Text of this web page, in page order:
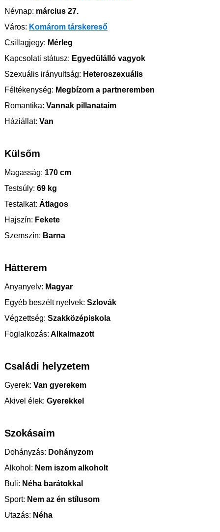
Névnap: március 27.
Város: Komárom társkereső
Csillagjegy: Mérleg
Kapcsolati státusz: Egyedülálló vagyok
Szexuális irányultság: Heteroszexuális
Féltékenység: Megbízom a partneremben
Romantika: Vannak pillanataim
Háziállat: Van
Külsőm
Magasság: 170 cm
Testsúly: 69 kg
Testalkat: Átlagos
Hajszín: Fekete
Szemszín: Barna
Hátterem
Anyanyelv: Magyar
Egyéb beszélt nyelvek: Szlovák
Végzettség: Szakközépiskola
Foglalkozás: Alkalmazott
Családi helyzetem
Gyerek: Van gyerekem
Akivel élek: Gyerekkel
Szokásaim
Dohányzás: Dohányzom
Alkohol: Nem iszom alkoholt
Buli: Néha barátokkal
Sport: Nem az én stílusom
Utazás: Néha